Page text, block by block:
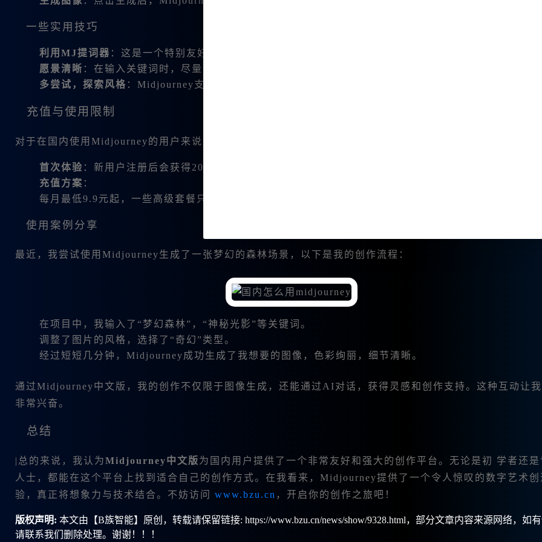
一些实用技巧
利用MJ提词器 ：这是一个特别友好的工具，帮助我更好地构思关键词和短语，适合新手使用。
愿景清晰 ：在输入关键词时，尽量清晰具体，能帮助Midjourney更好地理解我的需求。
多尝试，探索风格 ：Midjourney支持多种风格的尝试，我会不断设定不同的关键词，得到各种不同的结
充值与使用限制
对于在国内使用Midjourney的用户来说，了解会员体系也很重要：
首次体验 ：新用户注册后会获得20积分，积分可用于创作。
充值方案 ：
每月最低9.9元起，一些高级套餐只需39.8元即可获得更多功能使用权限。
使用案例分享
最近，我尝试使用Midjourney生成了一张梦幻的森林场景，以下是我的创作流程：
在项目中，我输入了“梦幻森林”，“神秘光影”等关键词。
调整了图片的风格，选择了“奇幻”类型。
经过短短几分钟，Midjourney成功生成了我想要的图像，色彩绚丽，细节清晰。
通过Midjourney中文版，我的创作不仅限于图像生成，还能通过AI对话，获得灵感和创作支持。这种互动让
非常兴奋。
总结
|总的来说，我认为Midjourney中文版为国内用户提供了一个非常友好和强大的创作平台。无论是初 学者还
人士，都能在这个平台上找到适合自己的创作方式。在我看来，Midjourney提供了一个令人惊叹的数字艺术
验，真正将想象力与技术结合。不妨访问 www.bzu.cn ，开启你的创作之旅吧！
版权声明: 本文由【B族智能】原创，转载请保留链接: https://www.bzu.cn/news/show/9328.html，部分文章内容来源网络，如
请联系我们删除处理。谢谢！！！